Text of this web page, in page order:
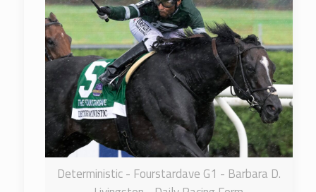
Deterministic - Fourstardave G1 - Barbara D.